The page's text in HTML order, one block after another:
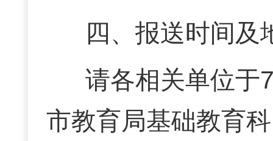
四、报送时间及
请各相关单位于
市教育局基础教育